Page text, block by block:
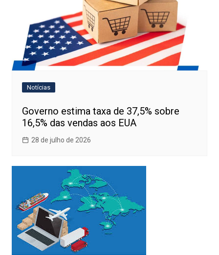
Notícias
Governo estima taxa de 37,5% sobre
16,5% das vendas aos EUA
28 de julho de 2026